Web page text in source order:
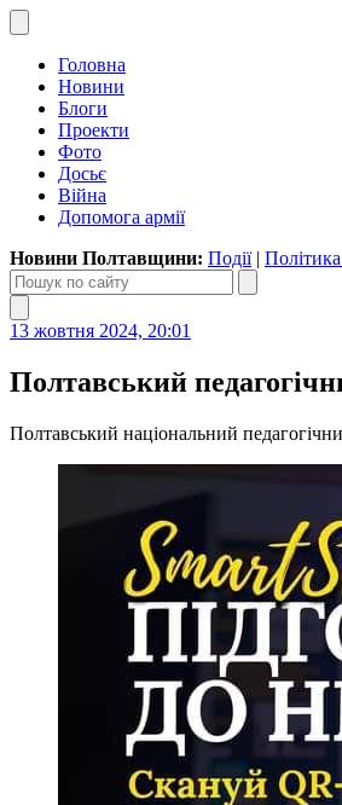
Головна
Новини
Блоги
Проекти
Фото
Досьє
Війна
Допомога армії
Новини Полтавщини: Події| Політика
13 жовтня 2024, 20:01
Полтавський
Полтавський національний